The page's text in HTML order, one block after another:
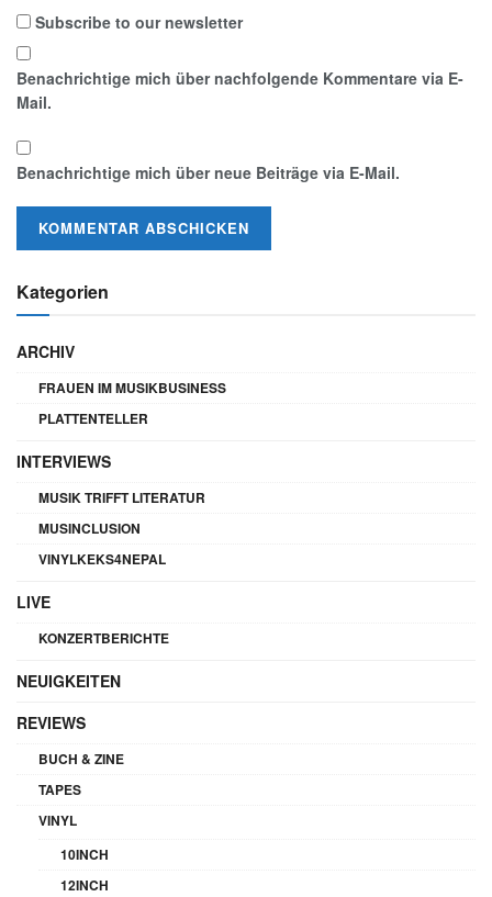
Subscribe to our newsletter
Benachrichtige mich über nachfolgende Kommentare via E-
Mail.
Benachrichtige mich über neue Beiträge via E-Mail.
Kategorien
ARCHIV
FRAUEN IM MUSIKBUSINESS
PLATTENTELLER
INTERVIEWS
MUSIK TRIFFT LITERATUR
MUSINCLUSION
VINYLKEKS4NEPAL
LIVE
KONZERTBERICHTE
NEUIGKEITEN
REVIEWS
BUCH & ZINE
TAPES
VINYL
10INCH
12INCH